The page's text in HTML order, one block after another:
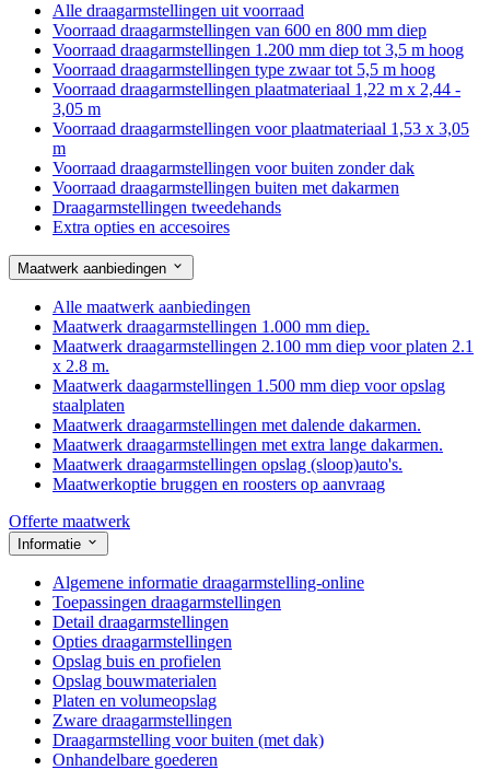
Alle draagarmstellingen uit voorraad
Voorraad draagarmstellingen van 600 en 800 mm diep
Voorraad draagarmstellingen 1.200 mm diep tot 3,5 m hoog
Voorraad draagarmstellingen type zwaar tot 5,5 m hoog
Voorraad draagarmstellingen plaatmateriaal 1,22 m x 2,44 -
3,05 m
Voorraad draagarmstellingen voor plaatmateriaal 1,53 x 3,05
m
Voorraad draagarmstellingen voor buiten zonder dak
Voorraad draagarmstellingen buiten met dakarmen
Draagarmstellingen tweedehands
Extra opties en accesoires
Maatwerk aanbiedingen
Alle maatwerk aanbiedingen
Maatwerk draagarmstellingen 1.000 mm diep.
Maatwerk draagarmstellingen 2.100 mm diep voor platen 2.1
x 2.8 m.
Maatwerk daagarmstellingen 1.500 mm diep voor opslag
staalplaten
Maatwerk draagarmstellingen met dalende dakarmen.
Maatwerk draagarmstellingen met extra lange dakarmen.
Maatwerk draagarmstellingen opslag (sloop)auto's.
Maatwerkoptie bruggen en roosters op aanvraag
Offerte maatwerk
Informatie
Algemene informatie draagarmstelling-online
Toepassingen draagarmstellingen
Detail draagarmstellingen
Opties draagarmstellingen
Opslag buis en profielen
Opslag bouwmaterialen
Platen en volumeopslag
Zware draagarmstellingen
Draagarmstelling voor buiten (met dak)
Onhandelbare goederen